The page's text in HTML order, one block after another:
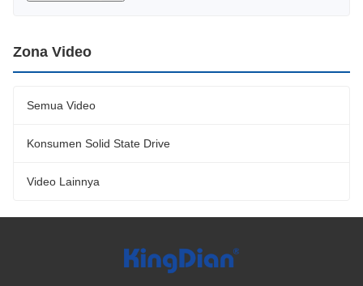
Zona Video
Semua Video
Konsumen Solid State Drive
Video Lainnya